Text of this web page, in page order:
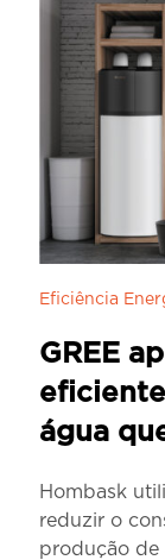
Eficiência
GREE
água
Hombask
reduzir o
produção de